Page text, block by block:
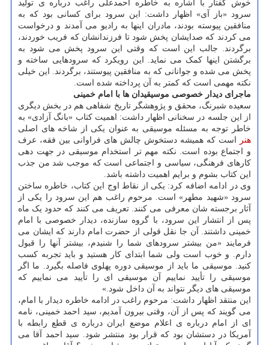
خوش گفتار با اشاره به خاطره احمدعلی راغب درباره ی تولید
سرود «باز آی» اظهار داشت: این سرود برای کسانی بود که به
منافقین پیوسته بودند، مادران اینها به رادیو می آمدند و درخواست
می کردند که صدایشان پخش شود تا فرزندانشان که فریب خوردند،
برگردند. جالب این است که وقتی این سرود پخش می شود به
برگشتن اینها کمک می نماید. این رویکرد که سرودهایی ساخته و
پخش می شده و جوانانی که به منافقین پیوستند، برگردند. این خیلی
نکته مهمی است که کمتر به آن پرداخته شده است.
ماجرای دیدار خصوصی موسیقیدان ها با امام خمینی
سعیده شبرنگ، محقق و پژوهشگر تاریخ شفاهی هم در بخش دیگری
از این جلسه در سخنانی اظهار داشت: اهمیت کتاب «بانگ آزادی» به
خاطر توجه به مسئله موسیقی به عنوان یکی از شاخه های اصلی
هنر
است که همیشه دستخوش چالش های فراوانی بین فقه، عرف
و اجتماع بوده است. نکته مهم تر استخدام موسیقی در جهت دهی
کارهای فرهنگی، سیاسی و اجتماعی است که موجب شد من جذب
این کتاب بشوم و برایم اهمیت داشته باشد.
وی در ادامه اضافه کرد: یکی از نقاط اوج این کتاب، خاطره ساختن
سرود «شهید مطهر» است. مرحوم راغب هم این سرود را یکی از
آثار برجسته شان معرفی می کنند. تعریف می کنند که حدود یک ماه
پس از انتشار این سرود، با گروه سازنده، دیدار خصوصی با امام
خمینی داشتند. آن جا نقل قولی از حضرت امام دارند که ایشان می
فرمایند «من بیشتر سرودهای شما را شنیدم، بیشتر آنها را قبول
دارم. و خوب است ولی شما ابتدای کار هستید و باید تجربه کسب
کنید. موسیقی ما باید از موسیقی دوره پهلوی فاصله بگیرد. ما اگر
موسیقی را تأیید نماییم آن موسیقی ای را تأیید می نماییم که
موسیقی های دیگر نتواند به آن داخل شود.»
این منتقد اظهار داشت: مرحوم راغب در ادامه خاطره دیدار با امام،
می گویند که پس از آن، وقتی بیرون آمدیم، سید احمد خمینی، نامه
ای از امام درباره ی اعلام موضع ایران درباره ی قطع رابطه با
آمریکا در دستشان بود که قرار بود منتشر شود. سید احمد آقا می